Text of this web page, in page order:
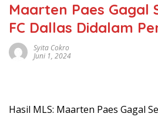
Maarten Paes Gagal
FC Dallas Didalam
Syita Cokro
Juni 1, 2024
Hasil MLS: Maarten Paes Gagal